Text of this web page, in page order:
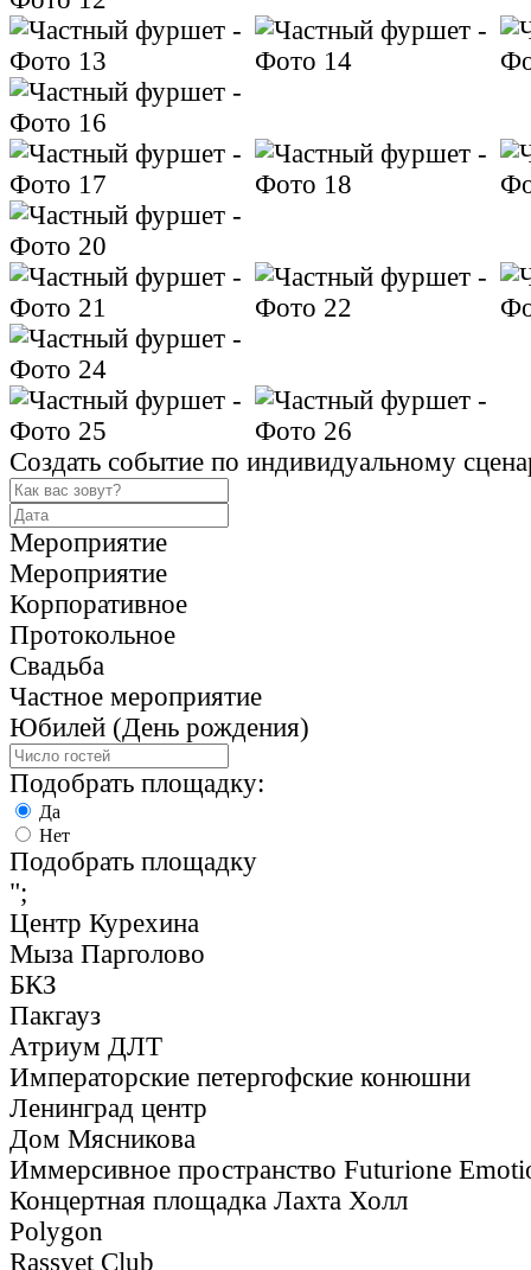
Создать событие по индивидуальному
Мероприятие
Мероприятие
Корпоративное
Протокольное
Свадьба
Частное мероприятие
Юбилей (День рождения)
Подобрать площадку:
Да
Нет
Подобрать площадку
";
Центр Курехина
Мыза Парголово
БКЗ
Пакгауз
Атриум ДЛТ
Императорские петергофские конюшни
Ленинград центр
Дом Мясникова
Иммерсивное пространство Futurione
Концертная площадка Лахта Холл
Polygon
Rassvet Club